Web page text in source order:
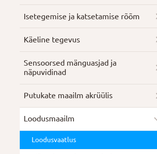
Isetegemise ja katsetamise rõõm
Käeline tegevus
Sensoorsed mänguasjad ja
näpuvidinad
Putukate maailm akrüülis
Loodusmaailm
Loodusvaatlus